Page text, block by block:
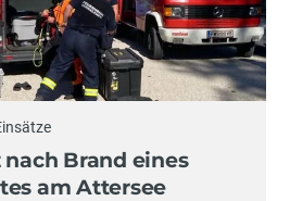
Brand eines
am Attersee